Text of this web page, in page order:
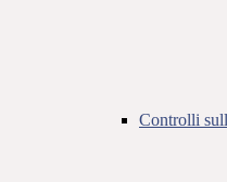
Controlli